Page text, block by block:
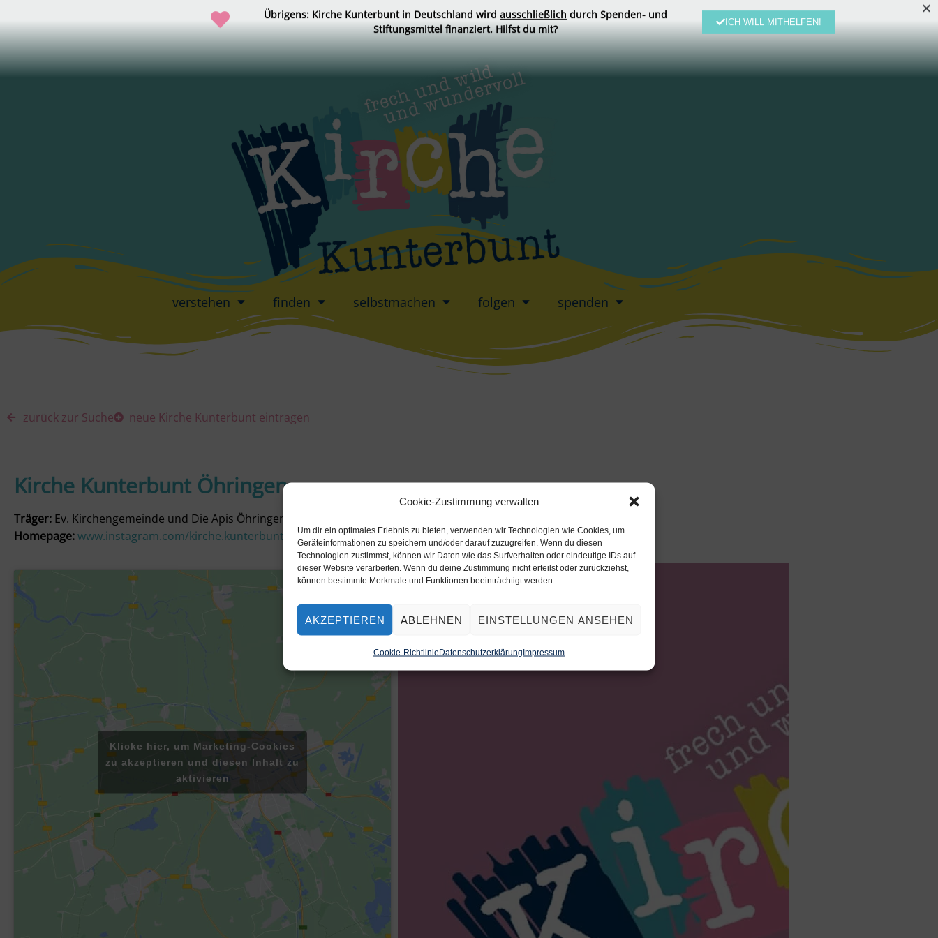
Cookie-Zustimmung verwalten
Um dir ein optimales Erlebnis zu bieten, verwenden wir Technologien wie Cookies, um
Geräteinformationen zu speichern und/oder darauf zuzugreifen. Wenn du diesen
Technologien zustimmst, können wir Daten wie das Surfverhalten oder eindeutige IDs auf
dieser Website verarbeiten. Wenn du deine Zustimmung nicht erteilst oder zurückziehst,
können bestimmte Merkmale und Funktionen beeinträchtigt werden.
AKZEPTIEREN ABLEHNEN EINSTELLUNGEN ANSEHEN
Cookie-RichtlinieDatenschutzerklärungImpressum
verstehen finden selbstmachen folgen spenden
zurück zur Suche neue Kirche Kunterbunt eintragen
Kirche Kunterbunt Öhringen
Träger: Ev. Kirchengemeinde und Die Apis Öhringen
Homepage:www.instagram.com/kirche.kunterbunt.oehringen/
Klicke hier, um Marketing-Cookies
zu akzeptieren und diesen Inhalt zu
aktivieren
Übrigens: Kirche Kunterbunt in Deutschland wird ausschließlich durch Spenden- und
Stiftungsmittel finanziert. Hilfst du mit?
ICH WILL MITHELFEN!